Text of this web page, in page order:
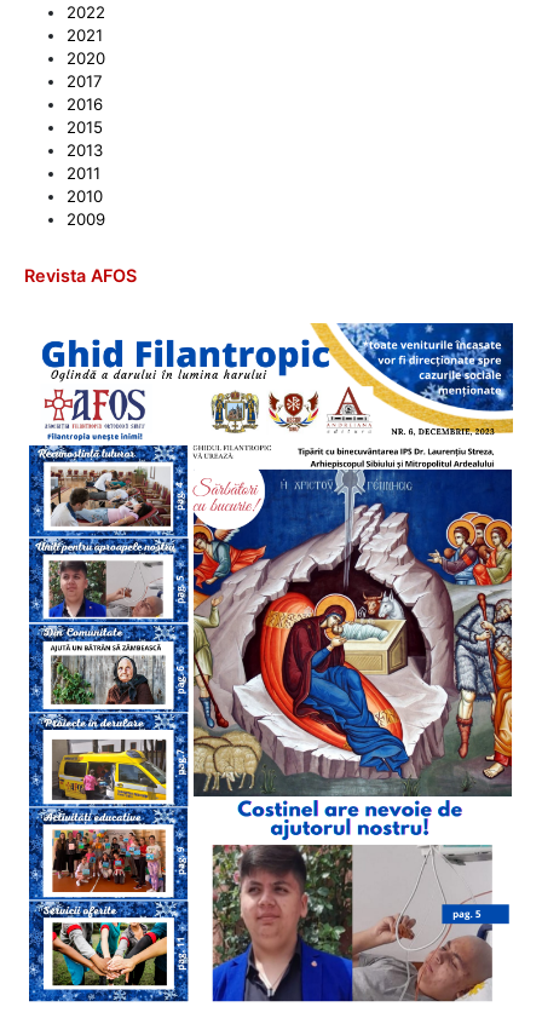
2022
2021
2020
2017
2016
2015
2013
2011
2010
2009
Revista AFOS